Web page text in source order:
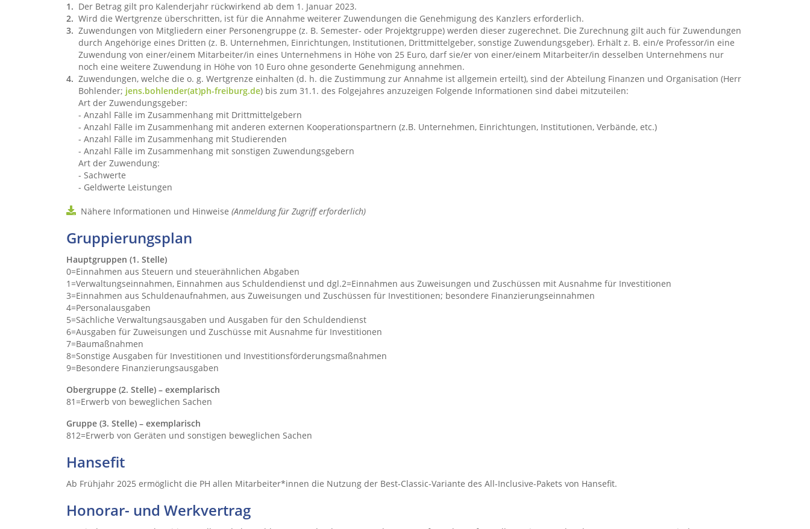
Der Betrag gilt pro Kalenderjahr rückwirkend ab dem 1. Januar 2023.
Wird die Wertgrenze überschritten, ist für die Annahme weiterer Zuwendungen die Genehmigung des Kanzlers erforderlich.
Zuwendungen von Mitgliedern einer Personengruppe (z. B. Semester- oder Projektgruppe) werden dieser zugerechnet. Die Zurechnung gilt auch für Zuwendungen
durch Angehörige eines Dritten (z. B. Unternehmen, Einrichtungen, Institutionen, Drittmittelgeber, sonstige Zuwendungsgeber). Erhält z. B. ein/e Professor/in eine
Zuwendung von einer/einem Mitarbeiter/in eines Unternehmens in Höhe von 25 Euro, darf sie/er von einer/einem Mitarbeiter/in desselben Unternehmens nur
noch eine weitere Zuwendung in Höhe von 10 Euro ohne gesonderte Genehmigung annehmen.
Zuwendungen, welche die o. g. Wertgrenze einhalten (d. h. die Zustimmung zur Annahme ist allgemein erteilt), sind der Abteilung Finanzen und Organisation (Herr
Bohlender; jens.bohlender(at)ph-freiburg.de) bis zum 31.1. des Folgejahres anzuzeigen Folgende Informationen sind dabei mitzuteilen:
Art der Zuwendungsgeber:
- Anzahl Fälle im Zusammenhang mit Drittmittelgebern
- Anzahl Fälle im Zusammenhang mit anderen externen Kooperationspartnern (z.B. Unternehmen, Einrichtungen, Institutionen, Verbände, etc.)
- Anzahl Fälle im Zusammenhang mit Studierenden
- Anzahl Fälle im Zusammenhang mit sonstigen Zuwendungsgebern
Art der Zuwendung:
- Sachwerte
- Geldwerte Leistungen
Nähere Informationen und Hinweise (Anmeldung für Zugriff erforderlich)
Gruppierungsplan
Hauptgruppen (1. Stelle)
0=Einnahmen aus Steuern und steuerähnlichen Abgaben
1=Verwaltungseinnahmen, Einnahmen aus Schuldendienst und dgl.2=Einnahmen aus Zuweisungen und Zuschüssen mit Ausnahme für Investitionen
3=Einnahmen aus Schuldenaufnahmen, aus Zuweisungen und Zuschüssen für Investitionen; besondere Finanzierungseinnahmen
4=Personalausgaben
5=Sächliche Verwaltungsausgaben und Ausgaben für den Schuldendienst
6=Ausgaben für Zuweisungen und Zuschüsse mit Ausnahme für Investitionen
7=Baumaßnahmen
8=Sonstige Ausgaben für Investitionen und Investitionsförderungsmaßnahmen
9=Besondere Finanzierungsausgaben
Obergruppe (2. Stelle) – exemplarisch
81=Erwerb von beweglichen Sachen
Gruppe (3. Stelle) – exemplarisch
812=Erwerb von Geräten und sonstigen beweglichen Sachen
Hansefit
Ab Frühjahr 2025 ermöglicht die PH allen Mitarbeiter*innen die Nutzung der Best-Classic-Variante des All-Inclusive-Pakets von Hansefit.
Honorar- und Werkvertrag